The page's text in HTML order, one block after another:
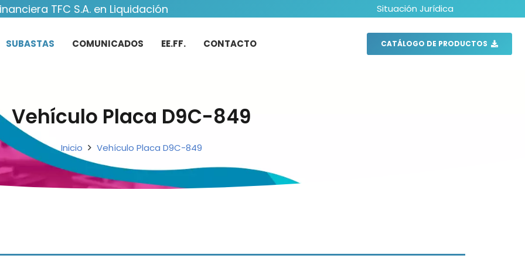
TFC S.A. en Liquidación Situación Jurídica
SUBASTAS COMUNICADOS EE.FF. CONTACTO CATÁLOGO DE PRODUCTOS
Vehículo Placa D9C-849
Inicio Vehículo Placa D9C-849